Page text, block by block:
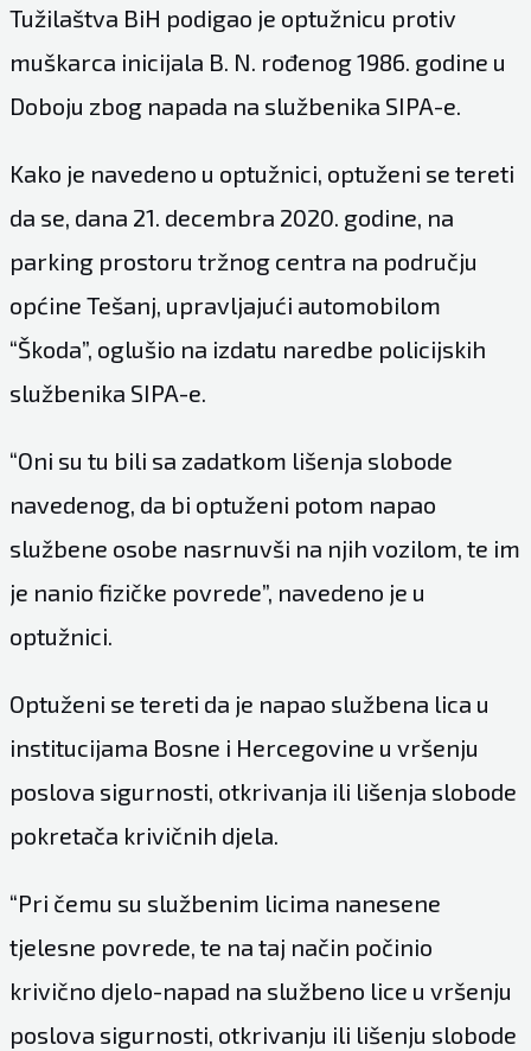
Tužilaštva BiH podigao je optužnicu protiv
muškarca inicijala B. N. rođenog 1986. godine u
Doboju zbog napada na službenika SIPA-e.
Kako je navedeno u optužnici, optuženi se tereti
da se, dana 21. decembra 2020. godine, na
parking prostoru tržnog centra na području
općine Tešanj, upravljajući automobilom
“Škoda”, oglušio na izdatu naredbe policijskih
službenika SIPA-e.
“Oni su tu bili sa zadatkom lišenja slobode
navedenog, da bi optuženi potom napao
službene osobe nasrnuvši na njih vozilom, te im
je nanio fizičke povrede”, navedeno je u
optužnici.
Optuženi se tereti da je napao službena lica u
institucijama Bosne i Hercegovine u vršenju
poslova sigurnosti, otkrivanja ili lišenja slobode
pokretača krivičnih djela.
“Pri čemu su službenim licima nanesene
tjelesne povrede, te na taj način počinio
krivično djelo-napad na službeno lice u vršenju
poslova sigurnosti, otkrivanju ili lišenju slobode